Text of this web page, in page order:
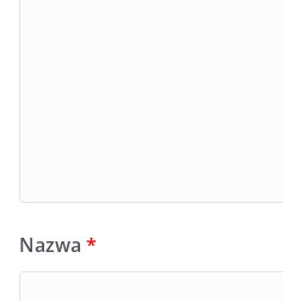
Nazwa *